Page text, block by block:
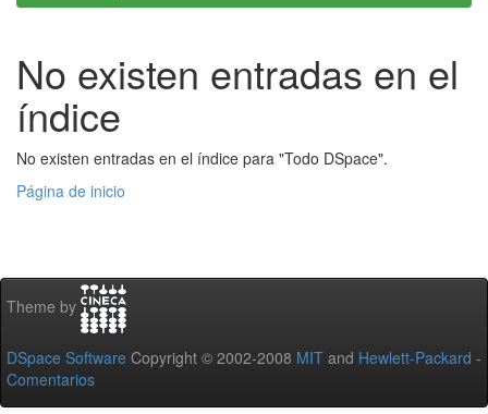
No existen entradas en el
índice
No existen entradas en el índice para "Todo DSpace".
Página de inicio
Theme by
DSpace Software Copyright © 2002-2008 MIT and Hewlett-Packard -
Comentarios